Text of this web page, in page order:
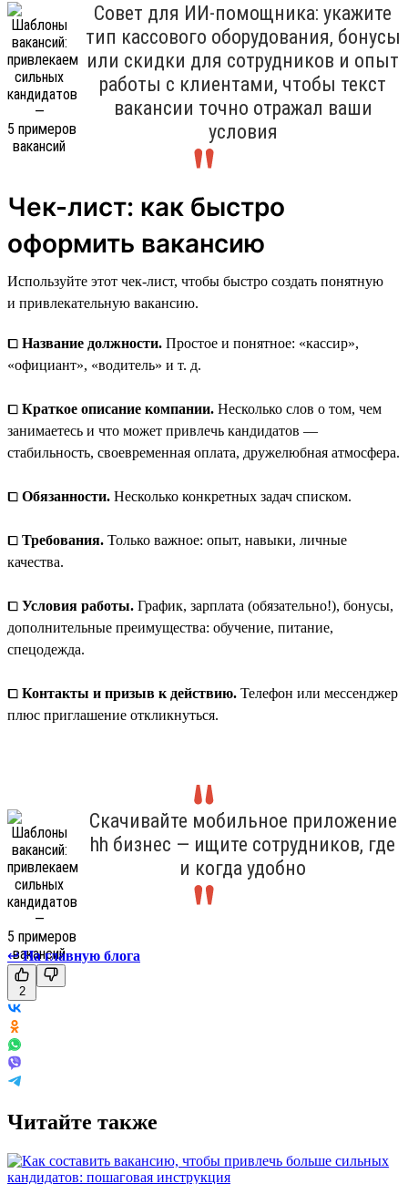
Совет для ИИ-помощника: укажите
тип кассового оборудования, бонусы
или скидки для сотрудников и опыт
работы с клиентами, чтобы текст
вакансии точно отражал ваши
условия
Чек-лист: как быстро
оформить вакансию
Используйте этот чек-лист, чтобы быстро создать понятную
и привлекательную вакансию.
⧠ Название должности. Простое и понятное: «кассир»,
«официант», «водитель» и т. д.
⧠ Краткое описание компании. Несколько слов о том, чем
занимаетесь и что может привлечь кандидатов —
стабильность, своевременная оплата, дружелюбная атмосфера.
⧠ Обязанности. Несколько конкретных задач списком.
⧠ Требования. Только важное: опыт, навыки, личные
качества.
⧠ Условия работы. График, зарплата (обязательно!), бонусы,
дополнительные преимущества: обучение, питание,
спецодежда.
⧠ Контакты и призыв к действию. Телефон или мессенджер
плюс приглашение откликнуться.
Скачивайте мобильное приложение
hh бизнес — ищите сотрудников, где
и когда удобно
↩На главную блога
2
Читайте также